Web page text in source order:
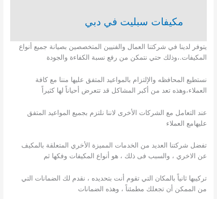
مكيفات سبليت في دبي
يتوفر لدينا في شركتنا العمال والفنيين المتخصصين بصيانة جميع أنواع
المكيفات.،وذلك حتي نتمكن من رفع نسبة الكفاءة والجودة
نستطيع المحافظه والإلتزام بالمواعيد المتفق عليها مننا مع كافة
العملاء،وهذه تعد من أكبر المشاكل قد تتعرض أحياناً لها كثيراً
عند التعامل مع الشركات الأخرى لاننا نلتزم بجميع المواعيد المتفق
عليهامع العملاء
تفضل شركتنا العديد من الخدمات المميزة الأخري المتعلقة بالمكيف
عن الاخري ، والسبب فى ذلك ، هو أنواع المكيفات وفكها ثم
تركيبها ثانياً بالمكان التي تقوم أنت بتحديده ، نقدم لك الضمانات التي
من الممكن أن تجعلك مطمئناً ، وهذه الضمانات